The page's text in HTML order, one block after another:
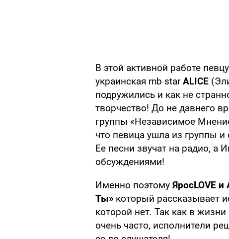
В этой активной работе
украинская rnb starALICE
подружились и как не
творчество! До не давнего
группы «Независимое
что певица ушла из группы и
Ее песни звучат на радио, а
обсуждениями!
Именно поэтому ЯросLOVE и
Ты» который рассказывает
которой нет. Так как в
очень часто, исполнители